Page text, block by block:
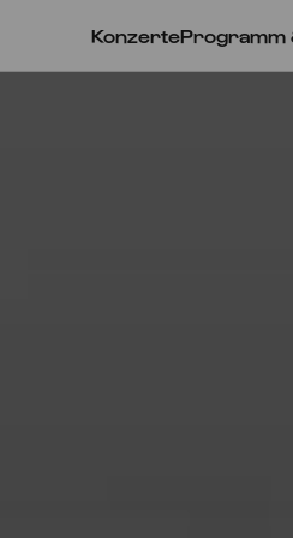
KonzerteProgramm